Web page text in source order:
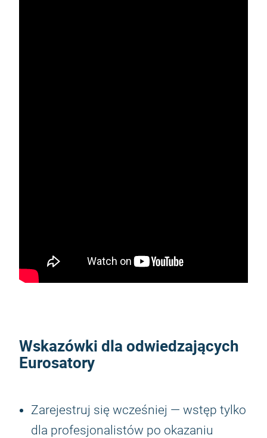
Wskazówki dla odwiedzających
Eurosatory
Zarejestruj się wcześniej — wstęp tylko
dla profesjonalistów po okazaniu